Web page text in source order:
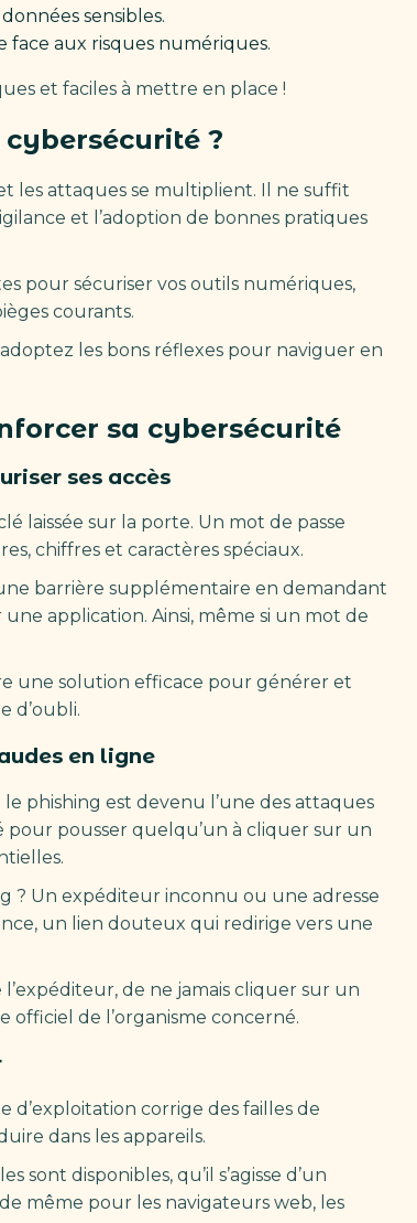
sensibles.
aux risques numériques.
et faciles à mettre en place !
?
les attaques se multiplient. Il ne suffit
et l’adoption de bonnes pratiques
pour sécuriser vos outils numériques,
courants.
les bons réflexes pour naviguer en
sa cybersécurité
ses accès
laissée sur la porte. Un mot de passe
chiffres et caractères spéciaux.
barrière supplémentaire en demandant
application. Ainsi, même si un mot de
une solution efficace pour générer et
d’oubli.
en ligne
phishing est devenu l’une des attaques
pour pousser quelqu’un à cliquer sur un
? Un expéditeur inconnu ou une adresse
un lien douteux qui redirige vers une
de ne jamais cliquer sur un
officiel de l’organisme concerné.
d’exploitation corrige des failles de
dans les appareils.
sont disponibles, qu’il s’agisse d’un
même pour les navigateurs web, les